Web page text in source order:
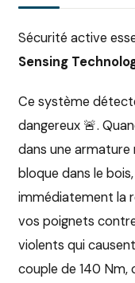
Sécurité active
Sensing
Ce système
dangereux 🚨.
dans une armature
bloque dans le
immédiatement la
vos poignets
violents qui
couple de 140 Nm,